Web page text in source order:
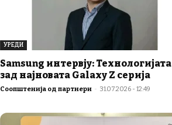
УРЕДИ
Samsung интервју: Технологијата
зад најновата Galaxy Z серија
Соопштенија од партнери - 31.07.2026 - 12:49